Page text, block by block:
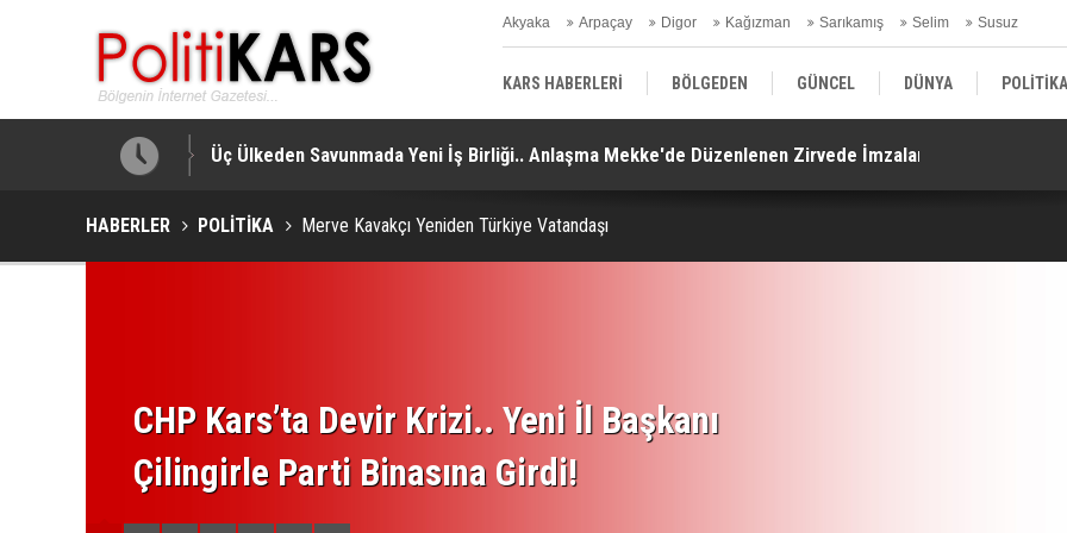
Akyaka Arpaçay Digor Kağızman Sarıkamış Selim Susuz
KARS HABERLERİ BÖLGEDEN GÜNCEL DÜNYA POLİTİKA
EKONOMİ | FİNANS | OTOMOTİV KÜLTÜR | SANAT | MAGAZİN
Üç Ülkeden Savunmada Yeni İş Birliği.. Anlaşma Mekke'de Düzenlenen Zirvede İmzalandı!
HABERLER POLİTİKA Merve Kavakçı Yeniden Türkiye Vatandaşı
CHP Kars’ta Devir Krizi.. Yeni İl Başkanı
Çilingirle Parti Binasına Girdi!